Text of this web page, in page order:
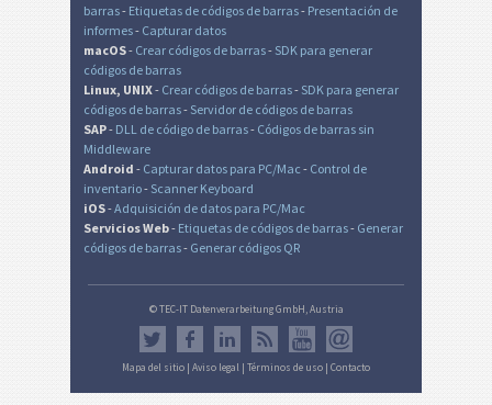
barras- Etiquetas de códigos de barras- Presentación de
informes- Capturar datos
macOS- Crear códigos de barras- SDK para generar
códigos de barras
Linux, UNIX- Crear códigos de barras- SDK para generar
códigos de barras- Servidor de códigos de barras
SAP- DLL de código de barras- Códigos de barras sin
Middleware
Android - Capturar datos para PC/Mac - Control de
inventario- Scanner Keyboard
iOS-Adquisición de datos para PC/Mac
Servicios Web- Etiquetas de códigos de barras- Generar
códigos de barras- Generar códigos QR
© TEC-IT Datenverarbeitung GmbH, Austria
Mapa del sitio | Aviso legal | Términos de uso | Contacto